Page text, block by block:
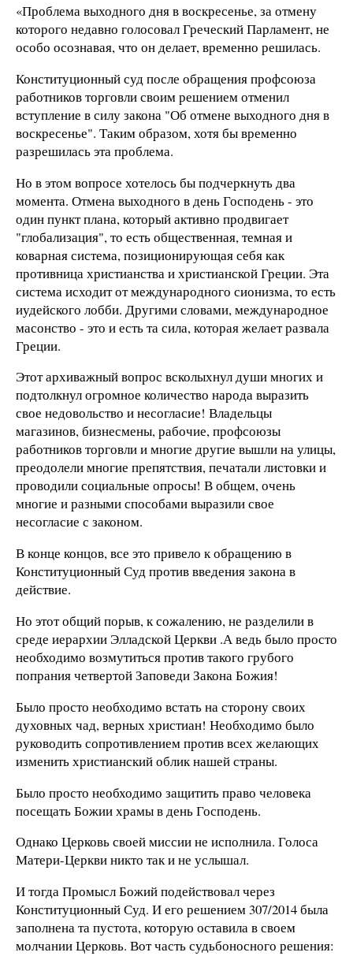
«Проблема выходного дня в воскресенье, за отмену
которого недавно голосовал Греческий Парламент, не
особо осознавая, что он делает, временно решилась.
Конституционный суд после обращения профсоюза
работников торговли своим решением отменил
вступление в силу закона "Об отмене выходного дня в
воскресенье". Таким образом, хотя бы временно
разрешилась эта проблема.
Но в этом вопросе хотелось бы подчеркнуть два
момента. Отмена выходного в день Господень - это
один пункт плана, который активно продвигает
"глобализация", то есть общественная, темная и
коварная система, позиционирующая себя как
противница христианства и христианской Греции. Эта
система исходит от международного сионизма, то есть
иудейского лобби. Другими словами, международное
масонство - это и есть та сила, которая желает развала
Греции.
Этот архиважный вопрос всколыхнул души многих и
подтолкнул огромное количество народа выразить
свое недовольство и несогласие! Владельцы
магазинов, бизнесмены, рабочие, профсоюзы
работников торговли и многие другие вышли на улицы,
преодолели многие препятствия, печатали листовки и
проводили социальные опросы! В общем, очень
многие и разными способами выразили свое
несогласие с законом.
В конце концов, все это привело к обращению в
Конституционный Суд против введения закона в
действие.
Но этот общий порыв, к сожалению, не разделили в
среде иерархии Элладской Церкви .А ведь было просто
необходимо возмутиться против такого грубого
попрания четвертой Заповеди Закона Божия!
Было просто необходимо встать на сторону своих
духовных чад, верных христиан! Необходимо было
руководить сопротивлением против всех желающих
изменить христианский облик нашей страны.
Было просто необходимо защитить право человека
посещать Божии храмы в день Господень.
Однако Церковь своей миссии не исполнила. Голоса
Матери-Церкви никто так и не услышал.
И тогда Промысл Божий подействовал через
Конституционный Суд. И его решением 307/2014 была
заполнена та пустота, которую оставила в своем
молчании Церковь. Вот часть судьбоносного решения: